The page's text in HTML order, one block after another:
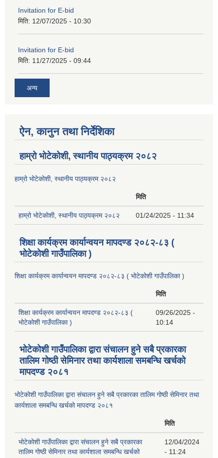
Invitation for E-bid
मिति: 12/07/2025 - 10:30
Invitation for E-bid
मिति: 11/27/2025 - 09:44
अन्य
ऐन, कानुन तथा निर्देशिका
हाम्रो भोटेकोशी, स्थानीय पाठ्यक्रम २०८२
हाम्रो भोटेकोशी, स्थानीय पाठ्यक्रम २०८२
मिति
हाम्रो भोटेकोशी, स्थानीय पाठ्यक्रम २०८२ 01/24/2025 - 11:34
शिक्षा कार्यक्रम कार्यान्वयन मापदण्ड २०८२-८३ (
भोटेकोशी गाउँपालिका )
शिक्षा कार्यक्रम कार्यान्वयन मापदण्ड २०८२-८३ ( भोटेकोशी गाउँपालिका )
मिति
शिक्षा कार्यक्रम कार्यान्वयन मापदण्ड २०८२-८३ (
भोटेकोशी गाउँपालिका )
09/26/2025 -
10:14
भोटेकोशी गाउँपालिका द्वारा संचालन हुने सबै प्रकारका
तालिम गोष्ठी सेमिनार तथा कार्यशाला समबन्धि खर्चको
मापदण्ड २०८१
भोटेकोशी गाउँपालिका द्वारा संचालन हुने सबै प्रकारका तालिम गोष्ठी सेमिनार तथा
कार्यशाला समबन्धि खर्चको मापदण्ड २०८१
मिति
भोटेकोशी गाउँपालिका द्वारा संचालन हुने सबै प्रकारका
तालिम गोष्ठी सेमिनार तथा कार्यशाला समबन्धि खर्चको
12/04/2024
- 11:24